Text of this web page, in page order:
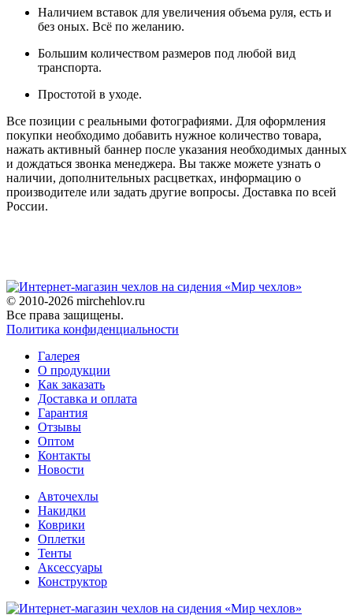
Наличием вставок для увеличения объема руля, есть и
без оных. Всё по желанию.
Большим количеством размеров под любой вид
транспорта.
Простотой в уходе.
Все позиции с реальными фотографиями. Для оформления
покупки необходимо добавить нужное количество товара,
нажать активный баннер после указания необходимых данных
и дождаться звонка менеджера. Вы также можете узнать о
наличии, дополнительных расцветках, информацию о
производителе или задать другие вопросы. Доставка по всей
России.
© 2010-2026 mirchehlov.ru
Все права защищены.
Политика конфиденциальности
Галерея
О продукции
Как заказать
Доставка и оплата
Гарантия
Отзывы
Оптом
Контакты
Новости
Авточехлы
Накидки
Коврики
Оплетки
Тенты
Аксессуары
Конструктор